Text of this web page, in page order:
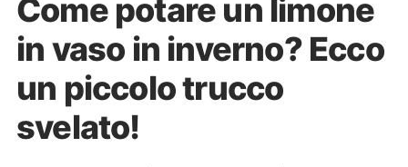
NOVITÀ
AMBIENTI
FAI DA TE
PIANTE
Come potare un limone
in vaso in inverno? Ecco
un piccolo trucco
svelato!